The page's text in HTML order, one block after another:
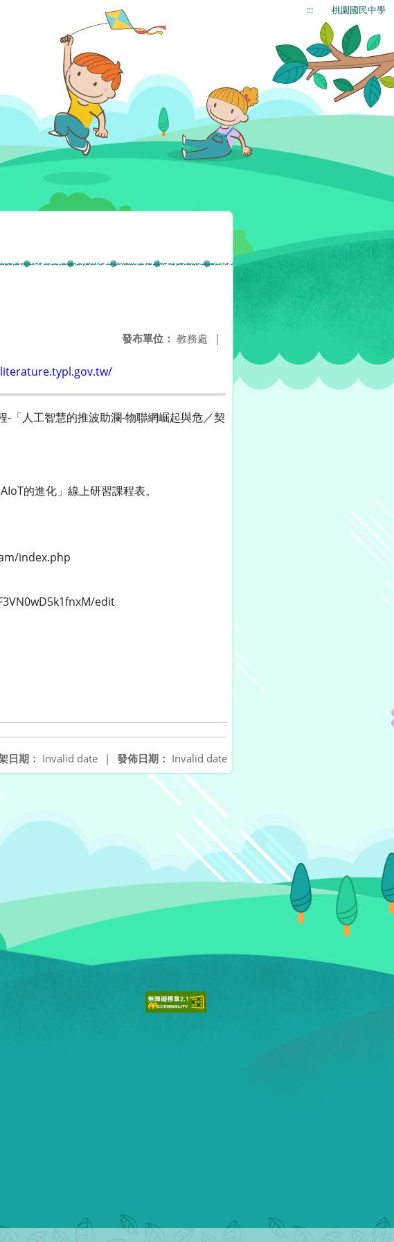
::: 桃園國民中學
發布單位： 教務處 |
「人工智慧的推波助瀾-物聯網崛起與危／契
的進化」線上研習課程表。
index.php
edit
發佈日期： Invalid date
日期： Invalid date |